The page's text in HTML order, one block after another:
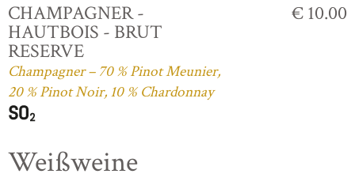
CHAMPAGNER -
HAUTBOIS - BRUT
RESERVE
Champagner – 70 % Pinot Meunier,
20 % Pinot Noir, 10 % Chardonnay
€ 10.00
Weißweine